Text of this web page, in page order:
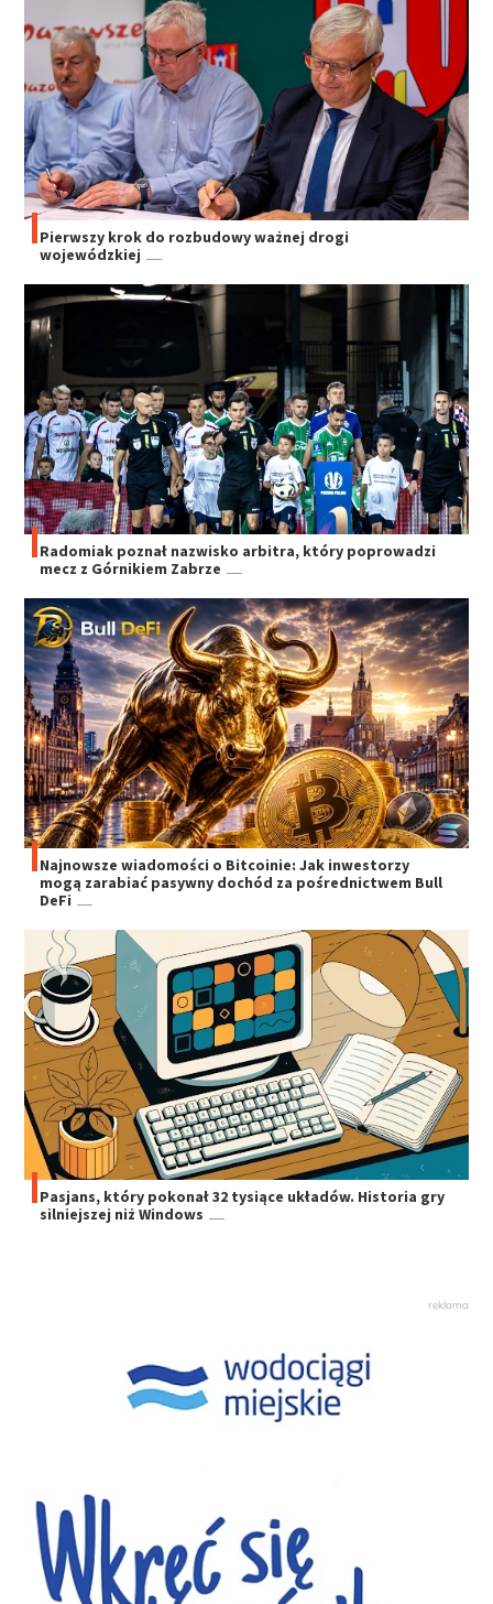
Pierwszy krok do rozbudowy ważnej drogi
wojewódzkiej
Radomiak poznał nazwisko arbitra, który poprowadzi
mecz z Górnikiem Zabrze
Najnowsze wiadomości o Bitcoinie: Jak inwestorzy
mogą zarabiać pasywny dochód za pośrednictwem Bull
DeFi
Pasjans, który pokonał 32 tysiące układów. Historia gry
silniejszej niż Windows